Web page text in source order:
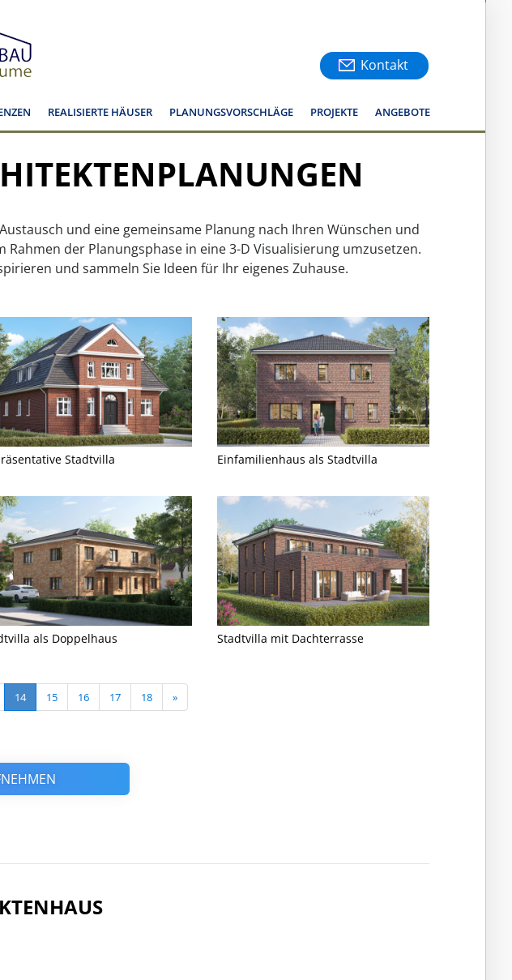
Kontakt
REALISIERTE HÄUSER PLANUNGSVORSCHLÄGE PROJEKTE ANGEBOTE
PLANUNGEN
und eine gemeinsame Planung nach Ihren Wünschen und
der Planungsphase in eine 3-D Visualisierung umzusetzen.
und sammeln Sie Ideen für Ihr eigenes Zuhause.
Stadtvilla Einfamilienhaus als Stadtvilla
als Doppelhaus Stadtvilla mit Dachterrasse
14 15 16 17 18 »